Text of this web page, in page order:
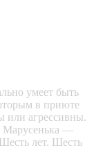
умеет быть
в приюте
или агрессивны.
Марусенька —
лет. Шесть